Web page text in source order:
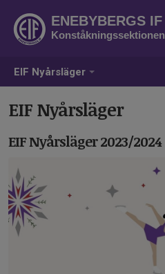
EIF Nyårsläger
ENEBYBERGS IF
Konståkningssektionen
EIF Nyårsläger
EIF Nyårsläger 2023/2024